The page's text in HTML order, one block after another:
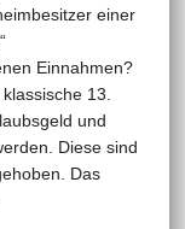
einer
Einnahmen?
13.
und
Diese sind
Das